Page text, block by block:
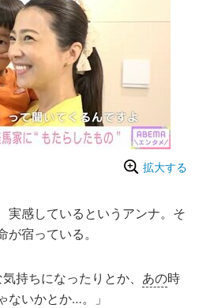
拡大する
感しているというアンナ。そ
が宿っている。
持ちになったりとか、 あの時
ないかとか…。」